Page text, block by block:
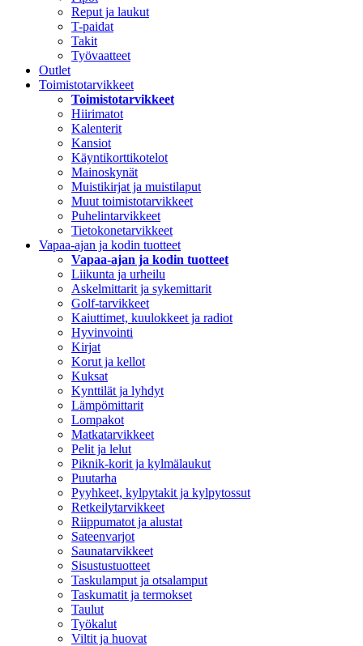
Reput ja laukut
T-paidat
Takit
Työvaatteet
Outlet
Toimistotarvikkeet
Toimistotarvikkeet
Hiirimatot
Kalenterit
Kansiot
Käyntikorttikotelot
Mainoskynät
Muistikirjat ja muistilaput
Muut toimistotarvikkeet
Puhelintarvikkeet
Tietokonetarvikkeet
Vapaa-ajan ja kodin tuotteet
Vapaa-ajan ja kodin tuotteet
Liikunta ja urheilu
Askelmittarit ja sykemittarit
Golf-tarvikkeet
Kaiuttimet, kuulokkeet ja radiot
Hyvinvointi
Kirjat
Korut ja kellot
Kuksat
Kynttilät ja lyhdyt
Lämpömittarit
Lompakot
Matkatarvikkeet
Pelit ja lelut
Piknik-korit ja kylmälaukut
Puutarha
Pyyhkeet, kylpytakit ja kylpytossut
Retkeilytarvikkeet
Riippumatot ja alustat
Sateenvarjot
Saunatarvikkeet
Sisustustuotteet
Taskulamput ja otsalamput
Taskumatit ja termokset
Taulut
Työkalut
Viltit ja huovat